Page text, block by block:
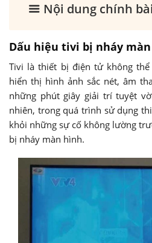
Nội dung chính
Dấu hiệu tivi bị nháy
Tivi là thiết bị điện tử không
hiển thị hình ảnh sắc nét, âm
những phút giây giải trí tuyệt
nhiên, trong quá trình sử dụng
khỏi những sự cố không lường
bị nháy màn hình.